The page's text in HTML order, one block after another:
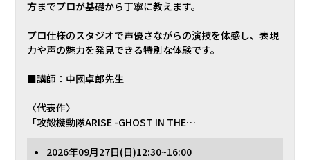
方までプロが基礎から丁寧に教えます。
プロ仕様のスタジオで声優さながらの演技を体感し、表現
力や声の魅力を発見できる特別な体験です。
■講師：中國卓郎先生
〈代表作〉
「攻殻機動隊ARISE -GHOST IN THE…
2026年09月27日(日)12:30~16:00